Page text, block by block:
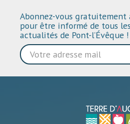
Abonnez-vous
pour être informé de tous
actualités de Pont-l’Évêque !